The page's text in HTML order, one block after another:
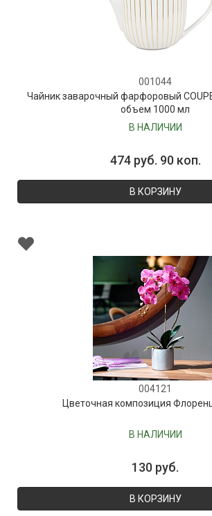
001044
Чайник заварочный фарфоровый COUPE
объем 1000 мл
В НАЛИЧИИ
474 руб. 90 коп.
В КОРЗИНУ
004121
Цветочная композиция
В НАЛИЧИИ
130 руб.
В КОРЗИНУ